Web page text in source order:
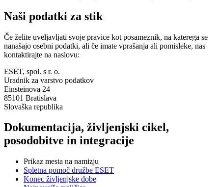
Naši podatki za stik
Če želite uveljavljati svoje pravice kot posameznik, na katerega se
nanašajo osebni podatki, ali če imate vprašanja ali pomisleke, nas
kontaktirajte na naslovu:
ESET, spol. s r. o.
Uradnik za varstvo podatkov
Einsteinova 24
85101 Bratislava
Slovaška republika
Dokumentacija, življenjski cikel,
posodobitve in integracije
Prikaz mesta na namizju
Spletna pomoč družbe ESET
Konec življenjske dobe